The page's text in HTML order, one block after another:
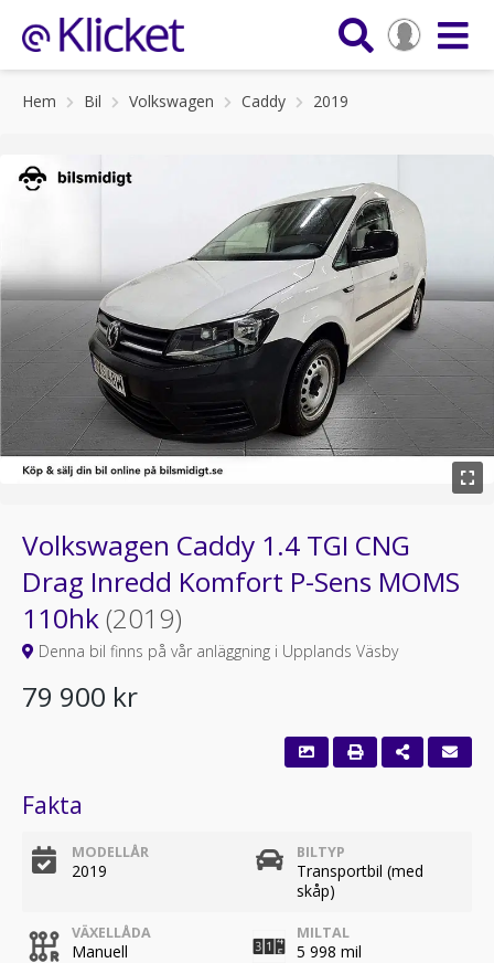
Hem Bil Volkswagen Caddy 2019
Volkswagen Caddy 1.4 TGI CNG
Drag Inredd Komfort P-Sens MOMS
110hk(2019)
Denna bil finns på vår anläggning i Upplands Väsby
79 900 kr
Fakta
MODELLÅR
2019
BILTYP
Transportbil (med
skåp)
VÄXELLÅDA
Manuell
MILTAL
5 998 mil